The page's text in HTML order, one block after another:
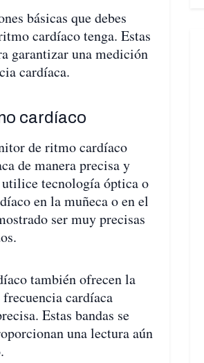
básicas que debes
cardíaco tenga. Estas
garantizar una medición
cardíaca.
cardíaco
de ritmo cardíaco
de manera precisa y
tecnología óptica o
en la muñeca o en el
ser muy precisas
también ofrecen la
cardíaca
Estas bandas se
una lectura aún